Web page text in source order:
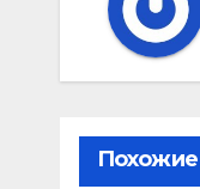
Похожие